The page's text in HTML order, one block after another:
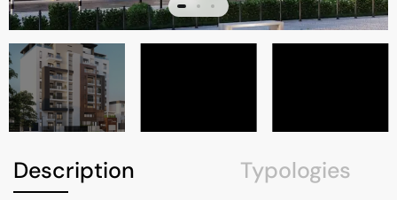
Description
Typologies